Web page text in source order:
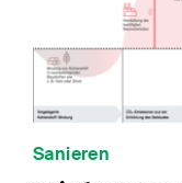
Sanieren